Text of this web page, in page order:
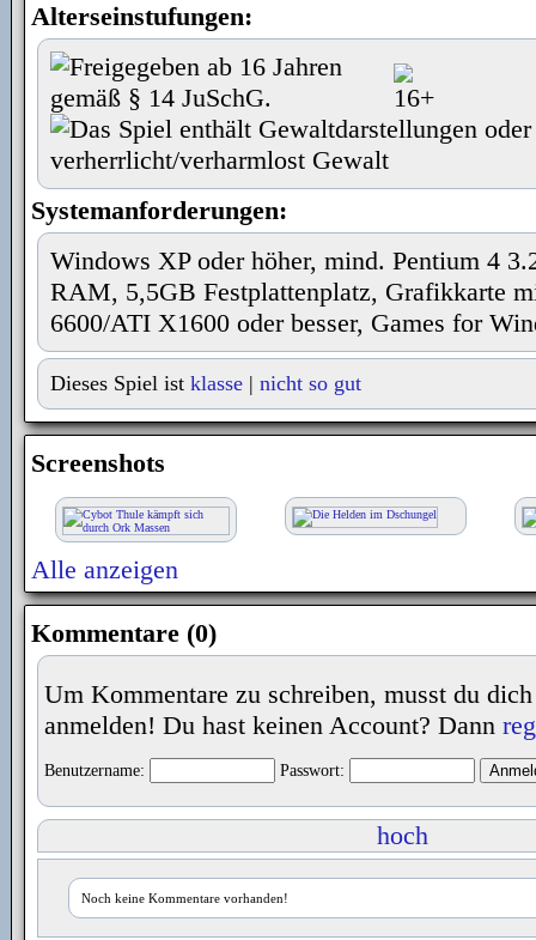
Alterseinstufungen:
Systemanforderungen:
Windows XP oder höher, mind. Pentium 4
RAM, 5,5GB Festplattenplatz, Grafikkarte
6600/ATI X1600 oder besser, Games for
Dieses Spiel ist klasse | nicht so gut
Screenshots
Alle anzeigen
Kommentare (0)
Um Kommentare zu schreiben, musst du
anmelden! Du hast keinen Account? Dann
Benutzername: Passwort:
hoch
Noch keine Kommentare vorhanden!